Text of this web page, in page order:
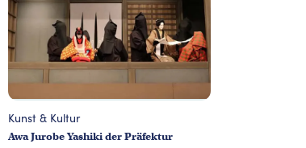
Kunst & Kultur
Awa Jurobe Yashiki der Präfektur